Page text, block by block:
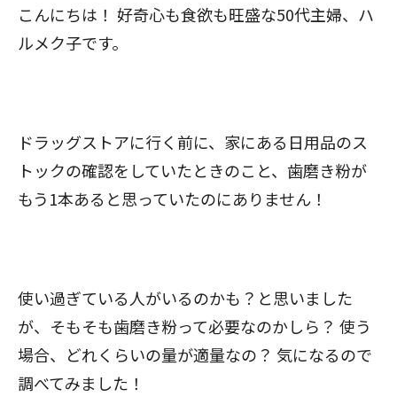
こんにちは！ 好奇心も食欲も旺盛な50代主婦、ハ
ルメク子です。
ドラッグストアに行く前に、家にある日用品のス
トックの確認をしていたときのこと、歯磨き粉が
もう1本あると思っていたのにありません！
使い過ぎている人がいるのかも？と思いました
が、そもそも歯磨き粉って必要なのかしら？ 使う
場合、どれくらいの量が適量なの？ 気になるので
調べてみました！